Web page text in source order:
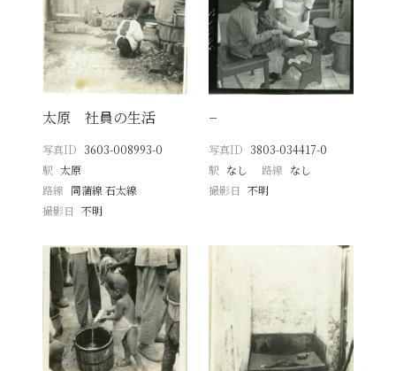
太原 社員の生活
写真ID 3603-008993-0
駅 太原
路線 同蒲線 石太線
撮影日
不明
−
写真ID 3803-034417-0
駅 なし 路線 なし
撮影日 不明